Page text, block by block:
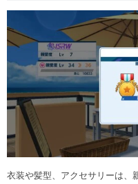
衣装や髪型、アクセサリーは、